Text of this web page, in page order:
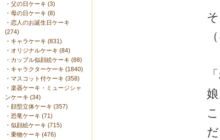
・ 父の日ケーキ (3)
・ 母の日ケーキ (8)
・ 恋人のお誕生日ケーキ
(274)
・ キャラケーキ (831)
・ オリジナルケーキ (84)
・ カップル似顔絵ケーキ (88)
・ キャラクターケーキ (1840)
・ マスコット付ケーキ (358)
・ 楽器ケーキ・ミュージシャ
ンケーキ (34)
・ 顔型立体ケーキ (357)
・ 恐竜ケーキ (71)
・ 似顔絵ケーキ (715)
・ 乗物ケーキ (476)